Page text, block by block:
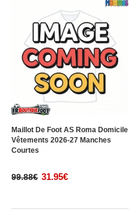
Maillot De Foot AS Roma Domicile
Vêtements 2026-27 Manches
Courtes
99.88€ 31.95€